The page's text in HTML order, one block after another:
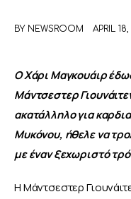
MEET
BY NEWSROOM APRIL
Ο Χάρι Μαγκουάιρ
Μάντσεστερ
ακατάλληλο για
Μυκόνου, ήθελε να
με έναν ξεχωριστό
Η Μάντσεστερ